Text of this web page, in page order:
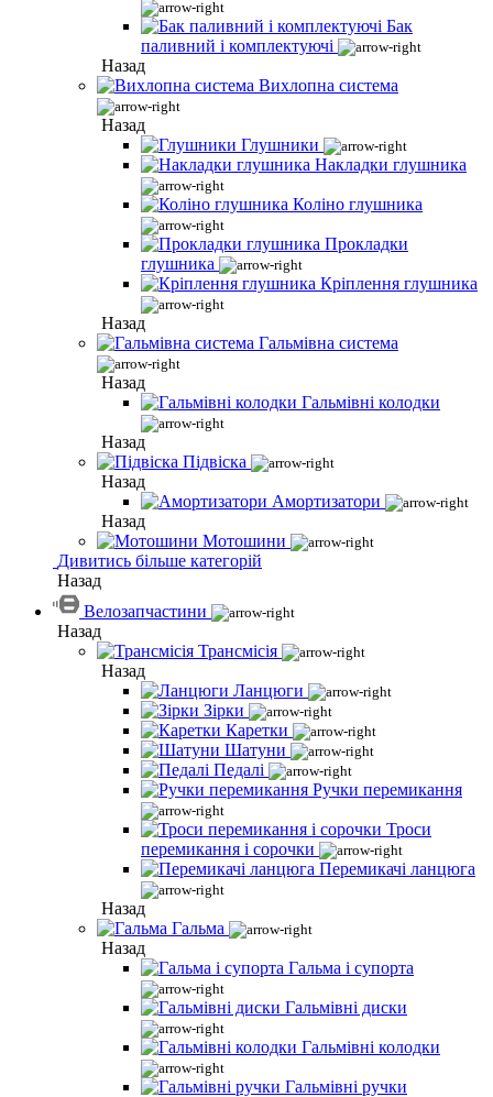
Бак
паливний і комплектуючі
Назад
Вихлопна система
Назад
Глушники
Накладки глушника
Коліно глушника
Прокладки
глушника
Кріплення глушника
Назад
Гальмівна система
Назад
Гальмівні колодки
Назад
Підвіска
Назад
Амортизатори
Назад
Мотошини
Дивитись більше категорій
Назад
Велозапчастини
Назад
Трансмісія
Назад
Ланцюги
Зірки
Каретки
Шатуни
Педалі
Ручки перемикання
Троси
перемикання і сорочки
Перемикачі ланцюга
Назад
Гальма
Назад
Гальма і супорта
Гальмівні диски
Гальмівні колодки
Гальмівні ручки